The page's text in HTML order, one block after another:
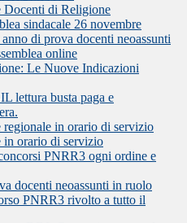
Docenti di Religione
sindacale 26 novembre
di prova docenti neoassunti
online
Le Nuove Indicazioni
lettura busta paga e
regionale in orario di servizio
in orario di servizio
PNRR3 ogni ordine e
docenti neoassunti in ruolo
PNRR3 rivolto a tutto il